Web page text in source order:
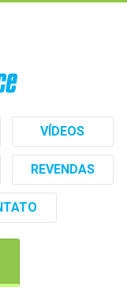
VÍDEOS
REVENDAS